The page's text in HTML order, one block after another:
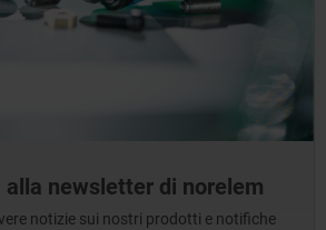
alla newsletter di norelem
notizie sui nostri prodotti e notifiche